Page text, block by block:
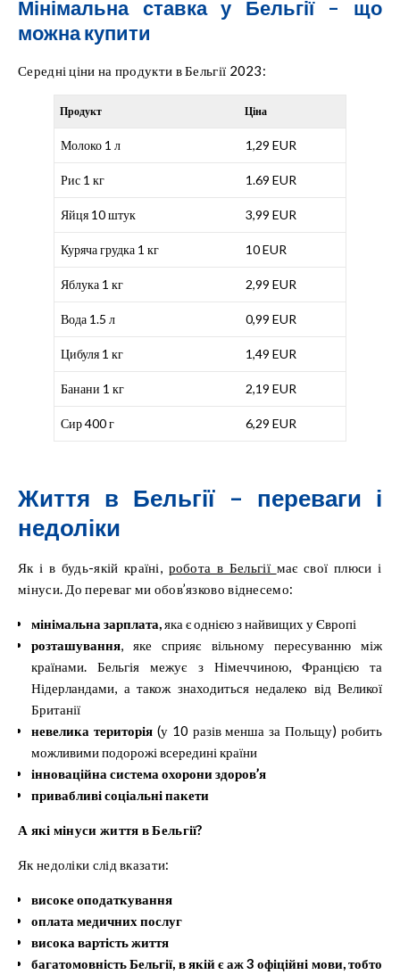
Мінімальна ставка у Бельгії – що
можна купити
Середні ціни на продукти в Бельгії 2023:
Продукт Ціна
Молоко 1 л 1,29 EUR
Рис 1 кг 1.69 EUR
Яйця 10 штук 3,99 EUR
Куряча грудка 1 кг 10 EUR
Яблука 1 кг 2,99 EUR
Вода 1.5 л 0,99 EUR
Цибуля 1 кг 1,49 EUR
Банани 1 кг 2,19 EUR
Сир 400 г 6,29 EUR
Життя в Бельгії – переваги і
недоліки
Як і в будь-якій країні, робота в Бельгії має свої плюси і
мінуси. До переваг ми обов’язково віднесемо:
мінімальна зарплата,яка є однією з найвищих у Європі
розташування, яке сприяє вільному пересуванню між
країнами. Бельгія межує з Німеччиною, Францією та
Нідерландами, а також знаходиться недалеко від Великої
Британії
невелика територія(у 10 разів менша за Польщу) робить
можливими подорожі всередині країни
інноваційна система охорони здоров’я
привабливі соціальні пакети
А які мінуси життя в Бельгії?
Як недоліки слід вказати:
високе оподаткування
оплата медичних послуг
висока вартість життя
багатомовність Бельгії, в якій є аж 3 офіційні мови, тобто